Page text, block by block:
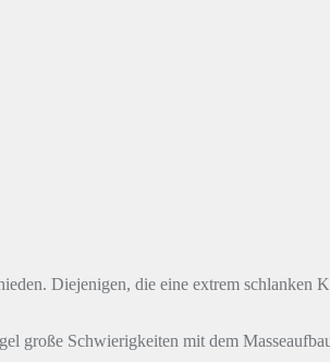
Diejenigen, die eine extrem
große Schwierigkeiten mit dem